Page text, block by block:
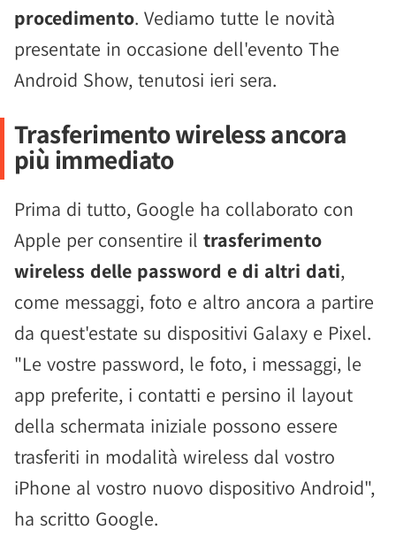
procedimento. Vediamo tutte le novità
presentate in occasione dell'evento The
Android Show, tenutosi ieri sera.
Trasferimento wireless ancora
più immediato
Prima di tutto, Google ha collaborato con
Apple per consentire il trasferimento
wireless delle password e di altri dati,
come messaggi, foto e altro ancora a partire
da quest'estate su dispositivi Galaxy e Pixel.
"Le vostre password, le foto, i messaggi, le
app preferite, i contatti e persino il layout
della schermata iniziale possono essere
trasferiti in modalità wireless dal vostro
iPhone al vostro nuovo dispositivo Android",
ha scritto Google.